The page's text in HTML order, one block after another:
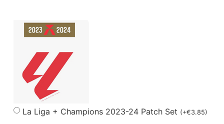
La Liga + Champions 2023-24 Patch Set (+€3.85)